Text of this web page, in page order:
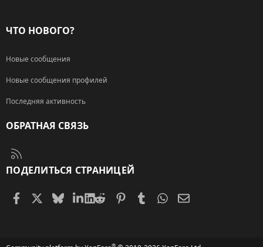
ЧТО НОВОГО?
Новые сообщения
Новые сообщения профилей
Последняя активность
ОБРАТНАЯ СВЯЗЬ
ПОДЕЛИТЬСЯ СТРАНИЦЕЙ
FacebookX (Twitter)
BlueskyLinkedIn
Reddit PinterestTumblr WhatsAppЭлектронная